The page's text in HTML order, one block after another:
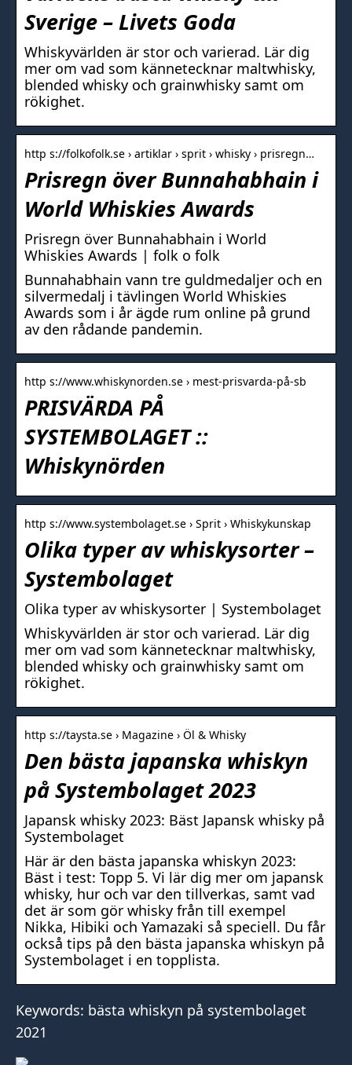
Sverige – Livets Goda
Whiskyvärlden är stor och varierad. Lär dig
mer om vad som kännetecknar maltwhisky,
blended whisky och grainwhisky samt om
rökighet.
http s://folkofolk.se › artiklar › sprit › whisky › prisregn…
Prisregn över Bunnahabhain i
World Whiskies Awards
Prisregn över Bunnahabhain i World
Whiskies Awards | folk o folk
Bunnahabhain vann tre guldmedaljer och en
silvermedalj i tävlingen World Whiskies
Awards som i år ägde rum online på grund
av den rådande pandemin.
http s://www.whiskynorden.se › mest-prisvarda-på-sb
PRISVÄRDA PÅ
SYSTEMBOLAGET ::
Whiskynörden
http s://www.systembolaget.se › Sprit › Whiskykunskap
Olika typer av whiskysorter –
Systembolaget
Olika typer av whiskysorter | Systembolaget
Whiskyvärlden är stor och varierad. Lär dig
mer om vad som kännetecknar maltwhisky,
blended whisky och grainwhisky samt om
rökighet.
http s://taysta.se › Magazine › Öl & Whisky
Den bästa japanska whiskyn
på Systembolaget 2023
Japansk whisky 2023: Bäst Japansk whisky på
Systembolaget
Här är den bästa japanska whiskyn 2023:
Bäst i test: Topp 5. Vi lär dig mer om japansk
whisky, hur och var den tillverkas, samt vad
det är som gör whisky från till exempel
Nikka, Hibiki och Yamazaki så speciell. Du får
också tips på den bästa japanska whiskyn på
Systembolaget i en topplista.
Keywords: bästa whiskyn på systembolaget
2021